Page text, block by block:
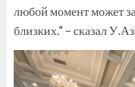
любой момент может
близких.” – сказал